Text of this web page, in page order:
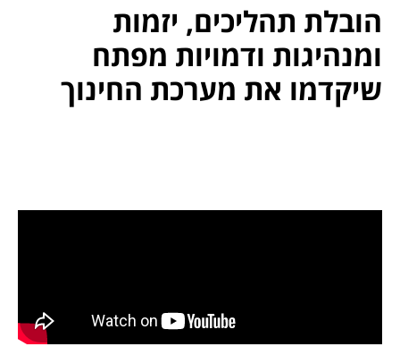
הובלת תהליכים, יזמות
ומנהיגות ודמויות מפתח
שיקדמו את מערכת החינוך